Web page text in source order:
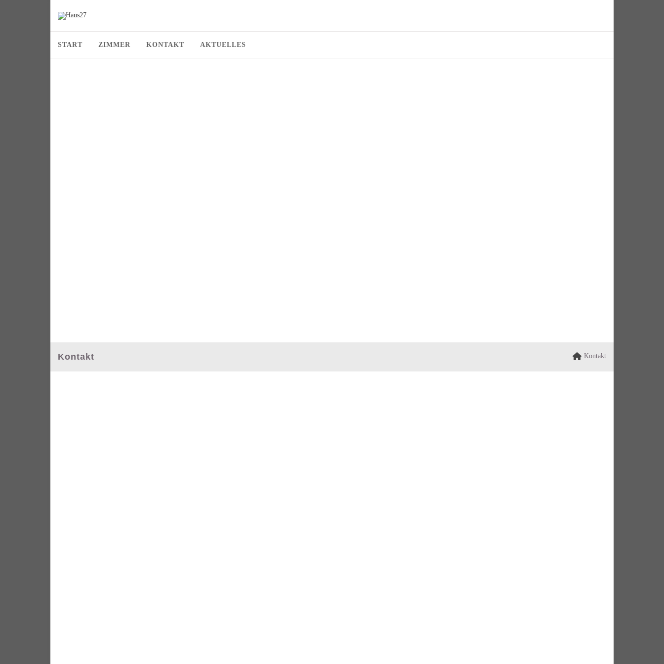
START ZIMMER KONTAKT AKTUELLES
Kontakt Kontakt